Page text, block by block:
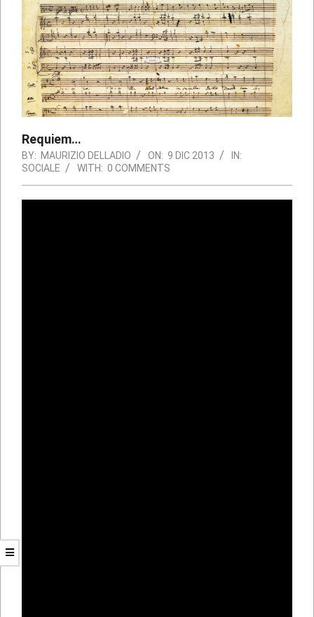
Requiem…
BY: MAURIZIO DELLADIO ON: 9 DIC 2013
IN:
SOCIALE
WITH: 0 COMMENTS